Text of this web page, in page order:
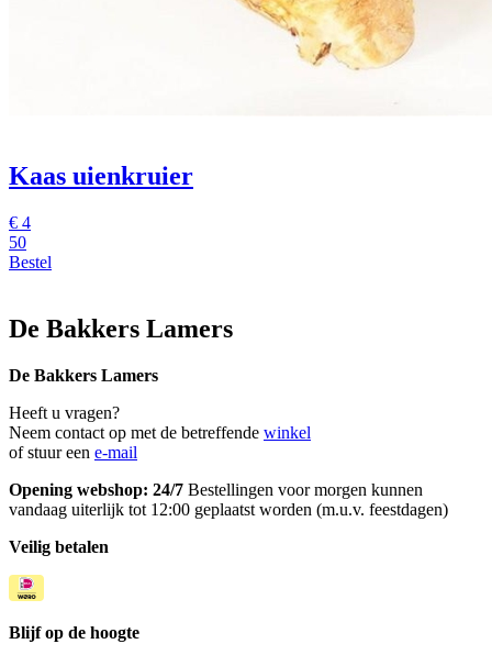
Kaas uienkruier
€ 4
50
Bestel
De Bakkers Lamers
De Bakkers Lamers
Heeft u vragen?
Neem contact op met de betreffende winkel
of stuur een e-mail
Opening webshop: 24/7 Bestellingen voor morgen kunnen
vandaag uiterlijk tot 12:00 geplaatst worden (m.u.v. feestdagen)
Veilig betalen
Blijf op de hoogte